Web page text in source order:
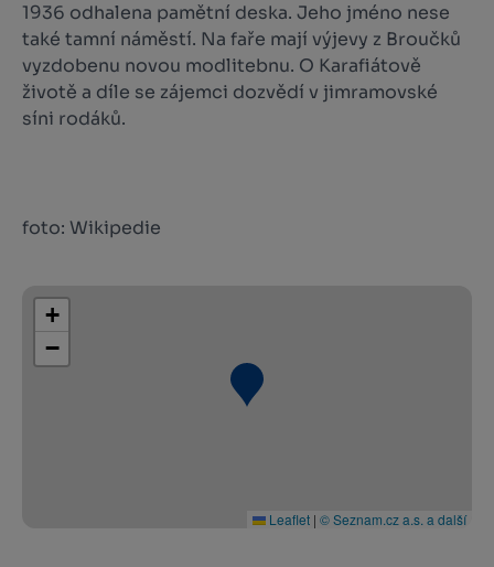
1936 odhalena pamětní deska. Jeho jméno nese
také tamní náměstí. Na faře mají výjevy z Broučků
vyzdobenu novou modlitebnu. O Karafiátově
životě a díle se zájemci dozvědí v jimramovské
síni rodáků.
foto: Wikipedie
+
−
Leaflet | © Seznam.cz a.s. a další